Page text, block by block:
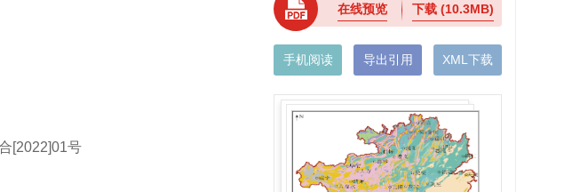
[2022]01号
在线预览 下载(10.3MB)
手机阅读 导出引用 XML下载